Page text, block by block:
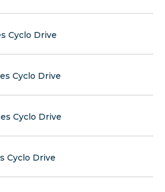
Cyclo Drive
Cyclo Drive
Cyclo Drive
Cyclo Drive